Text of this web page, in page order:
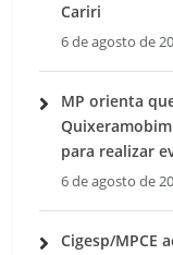
Cariri
6 de agosto de
MP orienta
para realizar
6 de agosto de
Cigesp/MPCE